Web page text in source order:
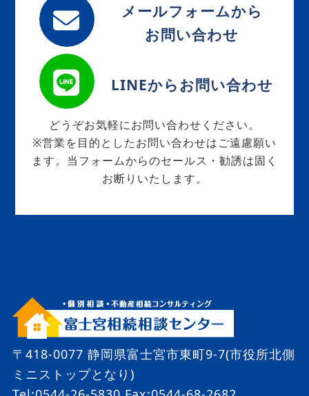
メールフォームから
お問い合わせ
LINEからお問い合わせ
どうぞお気軽にお問い合わせください。
※営業を目的としたお問い合わせはご遠慮願い
ます。当フォームからのセールス・勧誘は固く
お断りいたします。
〒418-0077 静岡県富士宮市東町9-7(市役所北側
ミニストップとなり)